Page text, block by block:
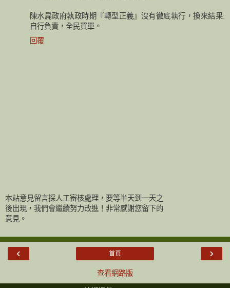
陳水扁政府執政時期『轉型正義』沒有徹底執行，換來結果:
自行負責，全民買單。
回覆
本站意見留言採人工審核處理，要等半天到一天之
後出現，我們會繼續努力改進！非常感謝您留下的
意見。
‹ ›
首頁
查看網路版